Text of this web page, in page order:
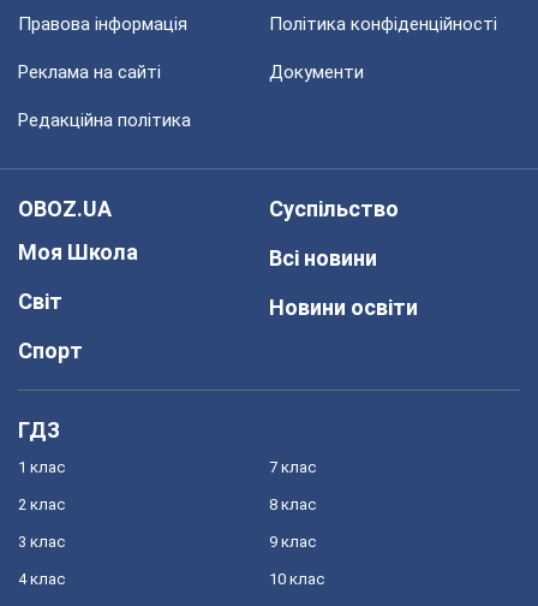
Правова інформація Політика конфіденційності
Реклама на сайті Документи
Редакційна політика
OBOZ.UA
Моя Школа
Світ
Спорт
Суспільство
Всі новини
Новини освіти
ГДЗ
1 клас
2 клас
3 клас
4 клас
7 клас
8 клас
9 клас
10 клас